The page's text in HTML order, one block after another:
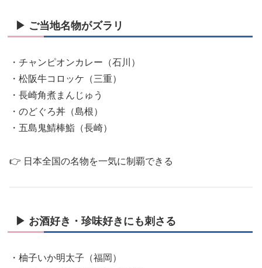
▶ ご当地名物がズラリ
・チャンピオンカレー（石川）
・松阪牛コロッケ（三重）
・長崎角煮まんじゅう
・のどぐろ丼（島根）
・五島鬼鯖棒鮨（長崎）
👉 日本全国の名物を一気に制覇できる
▶ お酒好き・珍味好きにも刺さる
・柚子いか明太子（福岡）